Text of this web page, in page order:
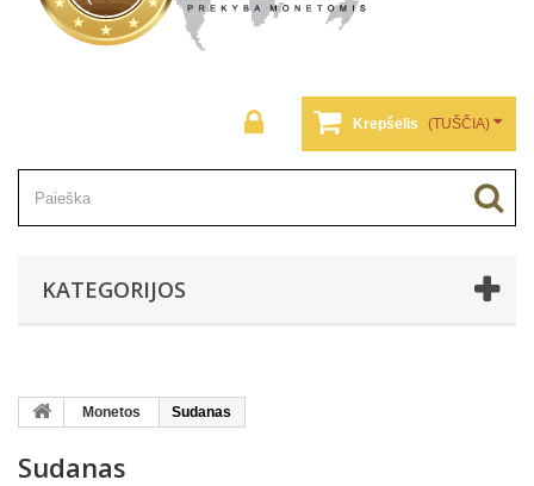
Krepšelis (TUŠČIA)
KATEGORIJOS
Monetos Sudanas
Sudanas